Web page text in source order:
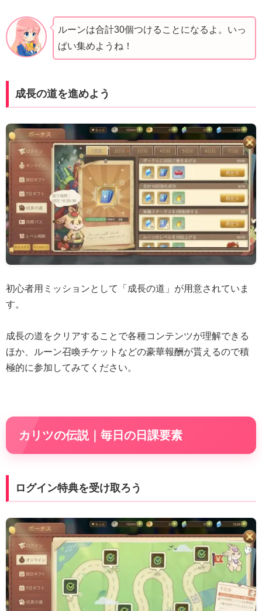
ルーンは合計30個つけることになるよ。いっ
ぱい集めようね！
成長の道を進めよう
初心者用ミッションとして「成長の道」が用意されていま
す。
成長の道をクリアすることで各種コンテンツが理解できる
ほか、ルーン召喚チケットなどの豪華報酬が貰えるので積
極的に参加してみてください。
カリツの伝説｜毎日の日課要素
ログイン特典を受け取ろう